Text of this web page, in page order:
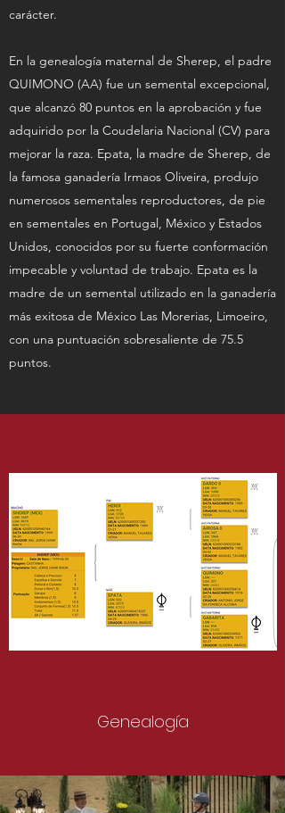
carácter.
En la genealogía maternal de Sherep, el padre
QUIMONO (AA) fue un semental excepcional,
que alcanzó 80 puntos en la aprobación y fue
adquirido por la Coudelaria Nacional (CV) para
mejorar la raza. Epata, la madre de Sherep, de
la famosa ganadería Irmaos Oliveira, produjo
numerosos sementales reproductores, de pie
en sementales en Portugal, México y Estados
Unidos, conocidos por su fuerte conformación
impecable y voluntad de trabajo. Epata es la
madre de un semental utilizado en la ganadería
más exitosa de México Las Morerias, Limoeiro,
con una puntuación sobresaliente de 75.5
puntos.
Genealogía